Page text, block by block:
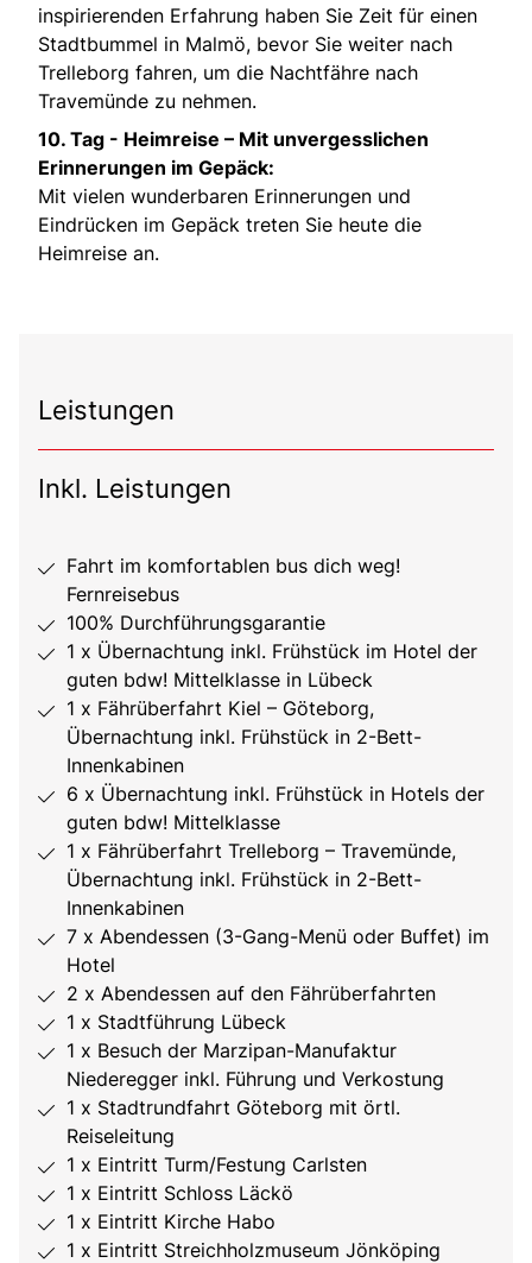
inspirierenden Erfahrung haben Sie Zeit für einen
Stadtbummel in Malmö, bevor Sie weiter nach
Trelleborg fahren, um die Nachtfähre nach
Travemünde zu nehmen.
10. Tag - Heimreise – Mit unvergesslichen
Erinnerungen im Gepäck:
Mit vielen wunderbaren Erinnerungen und
Eindrücken im Gepäck treten Sie heute die
Heimreise an.
Leistungen
Inkl. Leistungen
Fahrt im komfortablen bus dich weg!
Fernreisebus
100% Durchführungsgarantie
1 x Übernachtung inkl. Frühstück im Hotel der
guten bdw! Mittelklasse in Lübeck
1 x Fährüberfahrt Kiel – Göteborg,
Übernachtung inkl. Frühstück in 2-Bett-
Innenkabinen
6 x Übernachtung inkl. Frühstück in Hotels der
guten bdw! Mittelklasse
1 x Fährüberfahrt Trelleborg – Travemünde,
Übernachtung inkl. Frühstück in 2-Bett-
Innenkabinen
7 x Abendessen (3-Gang-Menü oder Buffet) im
Hotel
2 x Abendessen auf den Fährüberfahrten
1 x Stadtführung Lübeck
1 x Besuch der Marzipan-Manufaktur
Niederegger inkl. Führung und Verkostung
1 x Stadtrundfahrt Göteborg mit örtl.
Reiseleitung
1 x Eintritt Turm/Festung Carlsten
1 x Eintritt Schloss Läckö
1 x Eintritt Kirche Habo
1 x Eintritt Streichholzmuseum Jönköping